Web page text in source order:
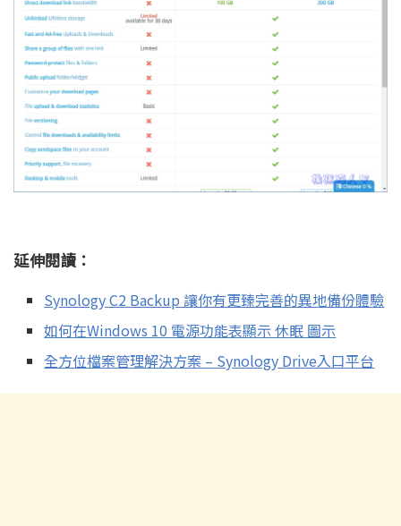
延伸閱讀：
Synology C2 Backup 讓你有更臻完善的異地備份體驗
如何在Windows 10 電源功能表顯示 休眠 圖示
全方位檔案管理解決方案 – Synology Drive入口平台